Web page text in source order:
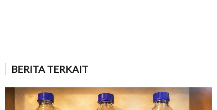
BERITA TERKAIT